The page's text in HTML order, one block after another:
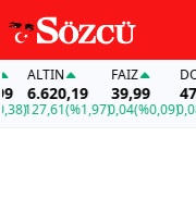
ALTIN
6.620,19
127,61(%1,97)
FAİZ
39,99
0,04(%0,09)
47,71
0,08